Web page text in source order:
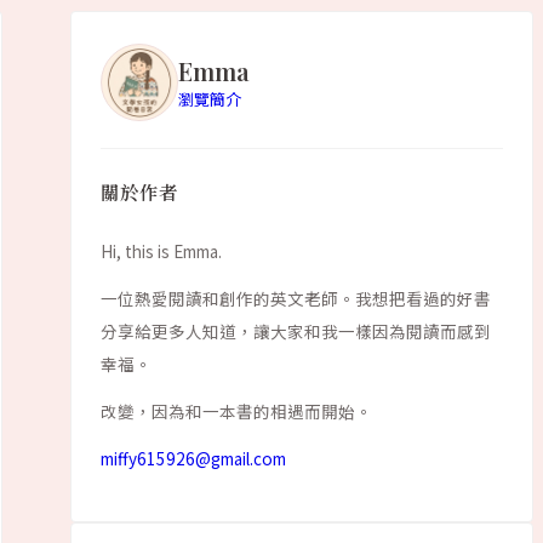
Emma
瀏覽簡介
關於作者
Hi, this is Emma.
一位熱愛閱讀和創作的英文老師。我想把看過的好書
分享給更多人知道，讓大家和我一樣因為閱讀而感到
幸福。
改變，因為和一本書的相遇而開始。
miffy615926@gmail.com